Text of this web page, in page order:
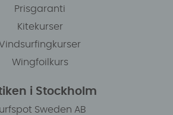
Prisgaranti
Kitekurser
Wingfoilkurs
i Stockholm
Sweden AB